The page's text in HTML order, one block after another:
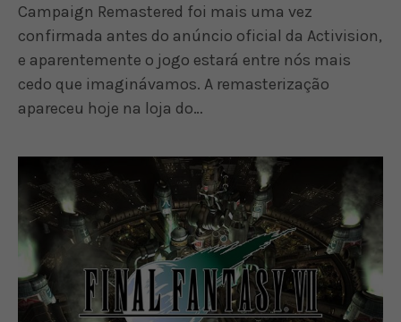
Campaign Remastered foi mais uma vez
confirmada antes do anúncio oficial da Activision,
e aparentemente o jogo estará entre nós mais
cedo que imaginávamos. A remasterização
apareceu hoje na loja do…